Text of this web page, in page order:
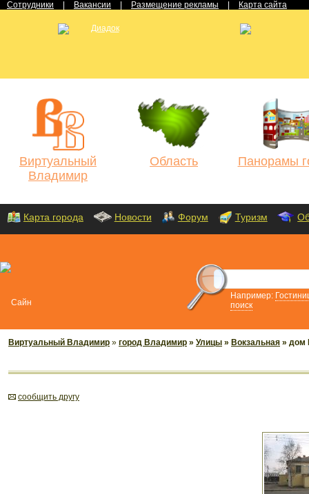
Сотрудники Вакансии Размещение рекламы Карта сайта
Виртуальный
Владимир
Область Панорамы
Карта города Новости Форум Туризм
Например:
поиск
Виртуальный Владимир » город Владимир » Улицы » Вокзальная » дом
cообщить другу